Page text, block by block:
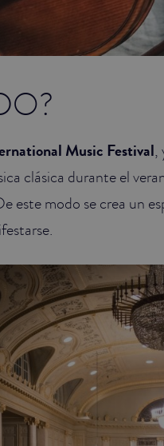
Music Festival,
clásica durante el
este modo se crea un